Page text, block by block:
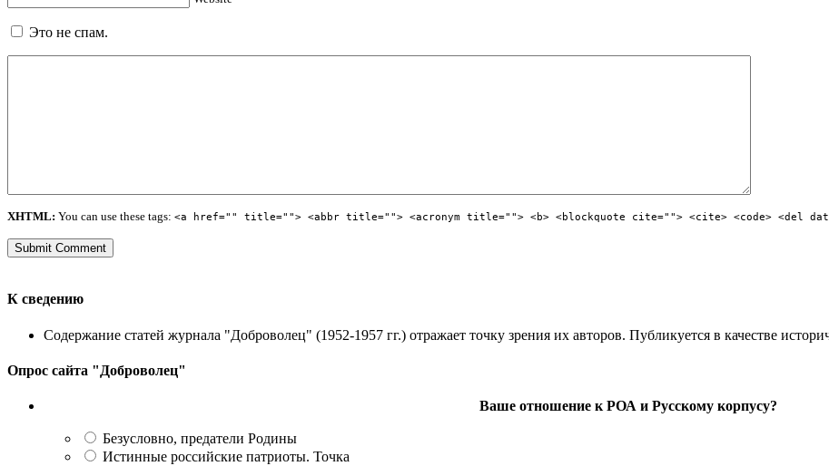
Это не спам.
XHTML: You can use these tags: <a href="" title=""> <abbr title=""> <acronym title=""> <b> <blockquote cite=""> <cite> <code> <del
К сведению
Содержание статей журнала "Доброволец" (1952-1957 гг.) отражает точку зрения их авторов. Публикуется в качестве
Опрос сайта "Доброволец"
Ваше отношение к РОА и Русскому корпусу?
Безусловно, предатели Родины
Истинные российские патриоты. Точка